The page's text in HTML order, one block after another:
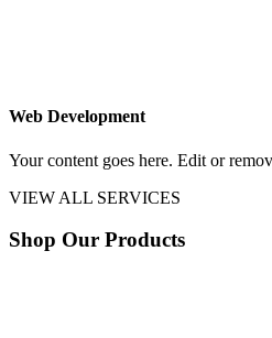
Web Development
Your content goes here. Edit or
VIEW ALL SERVICES
Shop Our Products